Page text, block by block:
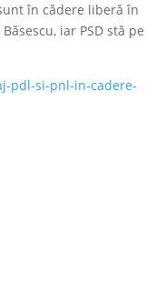
în cădere liberă în
iar PSD stă pe
pdl-si-pnl-in-cadere-